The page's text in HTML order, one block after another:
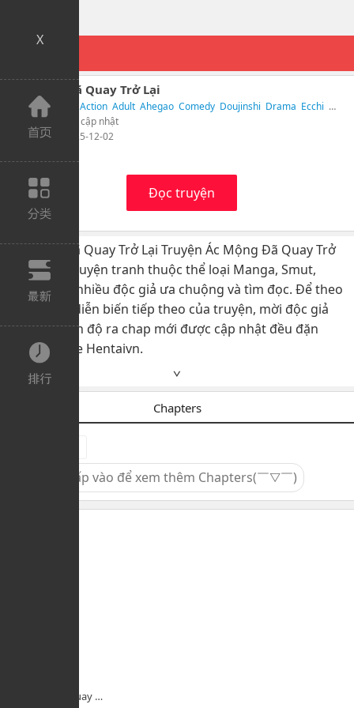
Ác Mộng Đã Quay Trở Lại
Từ khóa： Action Adult Ahegao Comedy Doujinshi Drama Ecchi Hài
Tác giả： Chưa cập nhật
Cập nhật： 2025-12-02
Đọc truyện
Ác Mộng Đã Quay Trở Lại Truyện Ác Mộng Đã Quay Trở
Lại là một truyện tranh thuộc thể loại Manga, Smut,
Ecchi được nhiều độc giả ưa chuộng và tìm đọc. Để theo
dõi những diễn biến tiếp theo của truyện, mời độc giả
theo dõi tiến độ ra chap mới được cập nhật đều đặn
trên website Hentaivn.
∨
Chapters
Nhấp vào để xem thêm Chapters(￣▽￣)
Ác Mộng Đã Quay Trở Lại
X